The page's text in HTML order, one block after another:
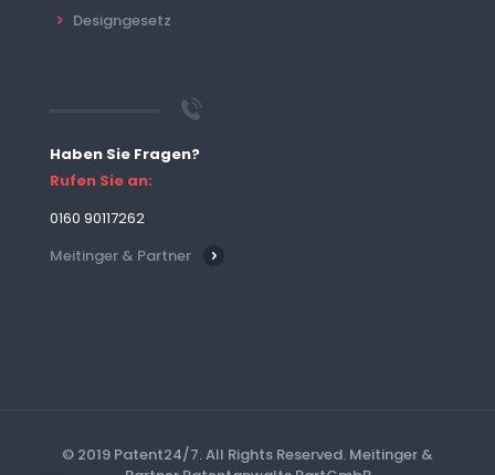
Designgesetz
Haben Sie Fragen?
Rufen Sie an:
0160 90117262
Meitinger & Partner
© 2019 Patent24/7. All Rights Reserved. Meitinger &